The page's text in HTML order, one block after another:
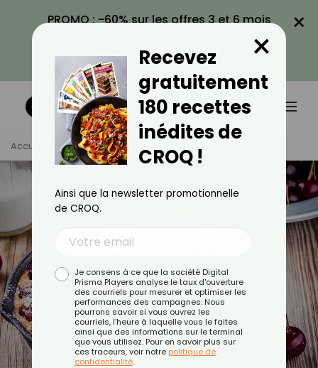
PROMO : -60% sur les offres 3 et 6 mois
VOIR LA PROMO
×
Accueil Tag Clafoutis
Recevez
gratuitement
180 recettes
inédites de
CROQ !
×
Ainsi que la newsletter promotionnelle
de CROQ.
Je consens à ce que la société Digital
Prisma Players analyse le taux d'ouverture
des courriels pour mesurer et optimiser les
performances des campagnes. Nous
pourrons savoir si vous ouvrez les
courriels, l'heure à laquelle vous le faites
ainsi que des informations sur le terminal
que vous utilisez. Pour en savoir plus sur
ces traceurs, voir notre politique de
confidentialité.